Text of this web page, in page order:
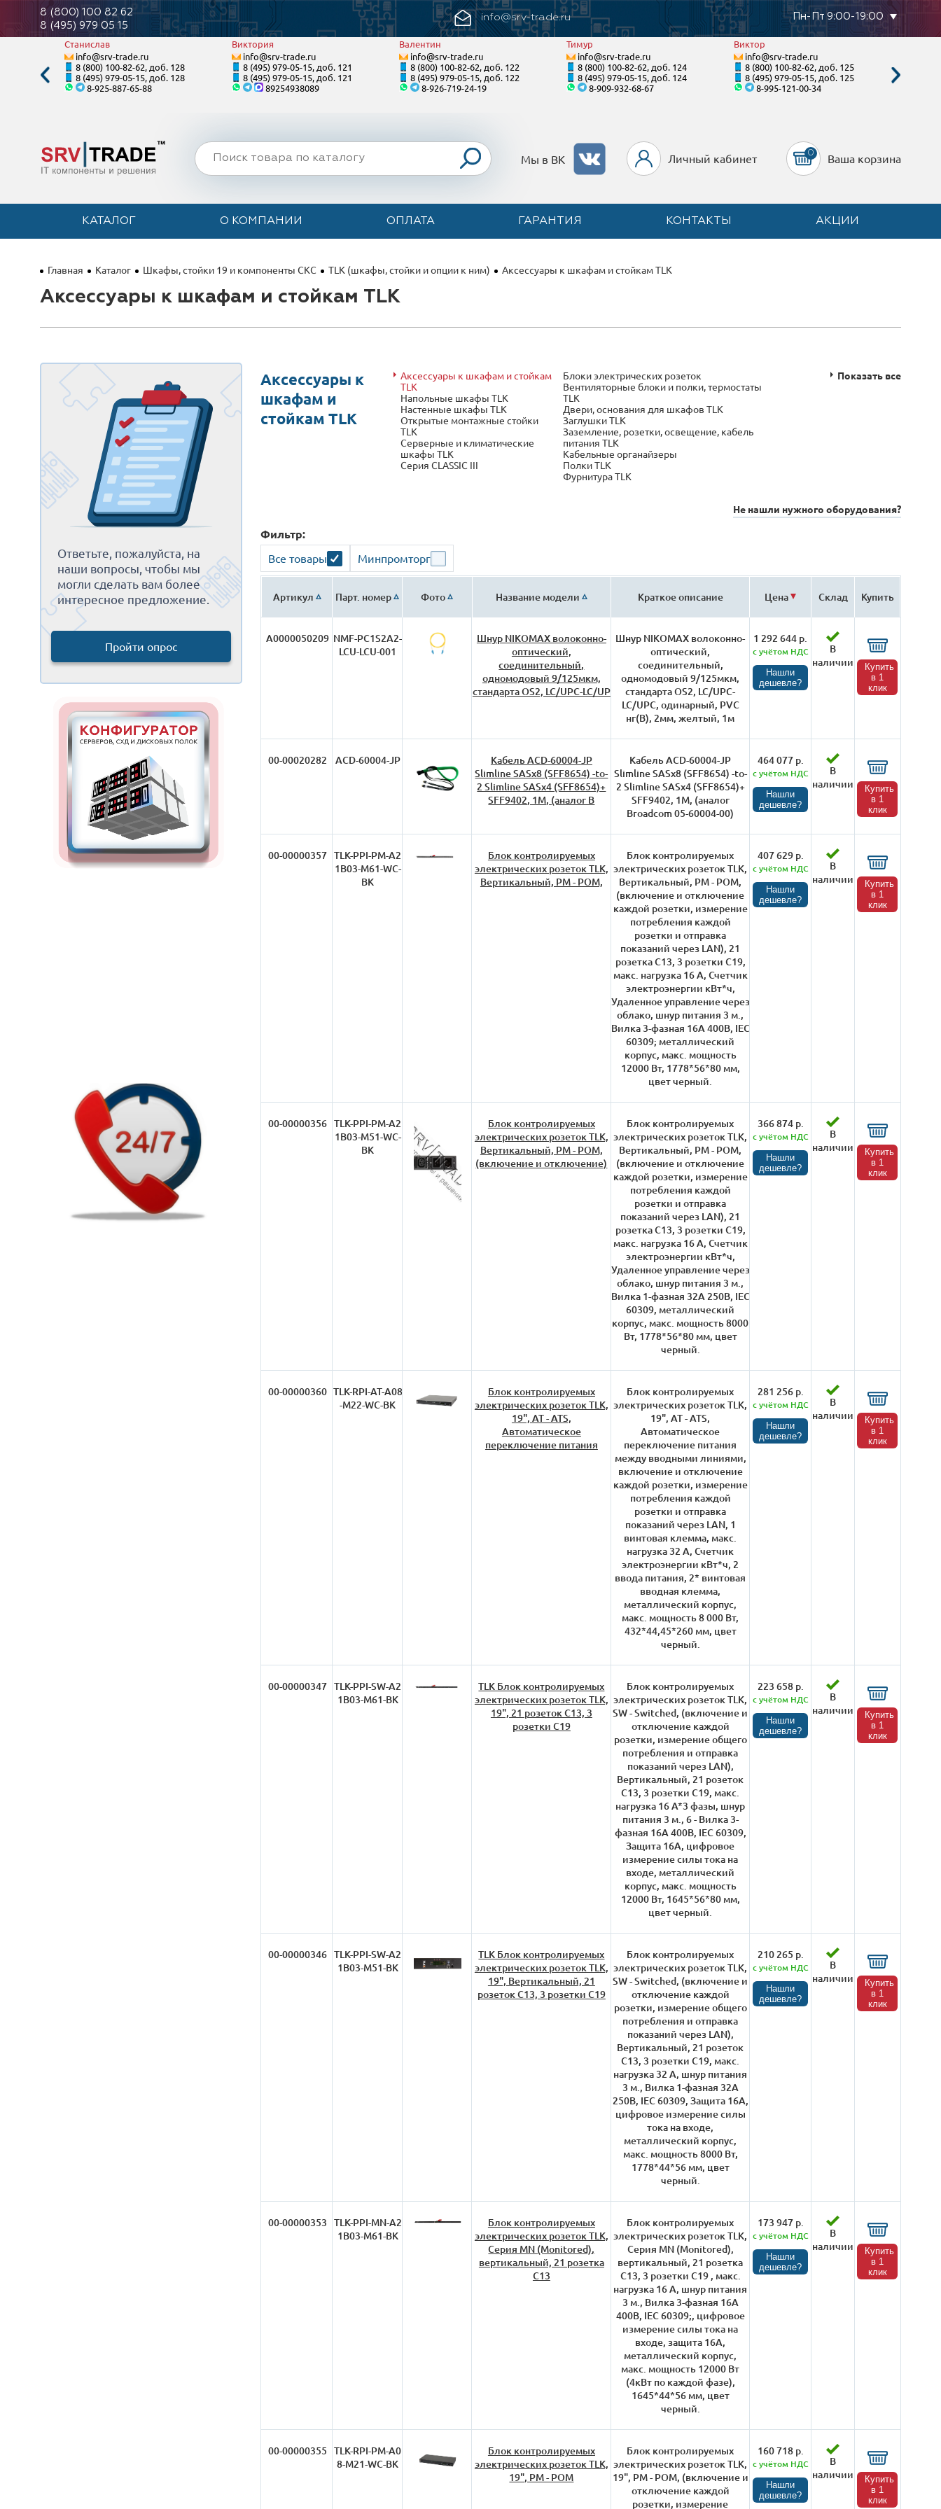
8 (800) 100 82 62
8 (495) 979 05 15
info@srv-trade.ru Пн-Пт 9:00-19:00
Станислав
info@srv-trade.ru
8 (800) 100-82-62, доб. 128
8 (495) 979-05-15, доб. 128
8-925-887-65-88
Виктория
info@srv-trade.ru
8 (495) 979-05-15, доб. 121
8 (495) 979-05-15, доб. 121
89254938089
Валентин
info@srv-trade.ru
8 (800) 100-82-62, доб. 122
8 (495) 979-05-15, доб. 122
8-926-719-24-19
Тимур
info@srv-trade.ru
8 (800) 100-82-62, доб. 124
8 (495) 979-05-15, доб. 124
8-909-932-68-67
Виктор
info@srv-trade.ru
8 (800) 100-82-62, доб. 125
8 (495) 979-05-15, доб. 125
8-995-121-00-34
КАТАЛОГ О КОМПАНИИ ОПЛАТА ГАРАНТИЯ КОНТАКТЫ АКЦИИ
Мы в ВК Личный кабинет 0 Ваша корзина
Главная Каталог Шкафы, стойки 19 и компоненты СКС TLK (шкафы, стойки и опции к ним) Аксессуары к шкафам и стойкам TLK
Аксессуары к шкафам и стойкам TLK
Ответьте, пожалуйста, на
наши вопросы, чтобы мы
могли сделать вам более
интересное предложение.
Пройти опрос
Аксессуары к
шкафам и
стойкам TLK
Аксессуары к шкафам и стойкам
TLK
Напольные шкафы TLK
Настенные шкафы TLK
Открытые монтажные стойки
TLK
Серверные и климатические
шкафы TLK
Серия CLASSIC III
Блоки электрических розеток
Вентиляторные блоки и полки, термостаты
TLK
Двери, основания для шкафов TLK
Заглушки TLK
Заземление, розетки, освещение, кабель
питания TLK
Кабельные органайзеры
Полки TLK
Фурнитура TLK
Показать все
Не нашли нужного оборудования?
Фильтр:
Все товары Минпромторг
Артикул Парт. номер Фото Название модели Краткое описание Цена Склад Купить
А0000050209 NMF-PC1S2A2-
LCU-LCU-001
Шнур NIKOMAX волоконно-
оптический,
соединительный,
одномодовый 9/125мкм,
стандарта OS2, LC/UPC-LC/UP
Шнур NIKOMAX волоконно-
оптический,
соединительный,
одномодовый 9/125мкм,
стандарта OS2, LC/UPC-
LC/UPC, одинарный, PVC
нг(B), 2мм, желтый, 1м
1 292 644 р.
с учётом НДС
Нашли
дешевле?
В
наличии
Купить
в 1
клик
00-00020282 ACD-60004-JP
Кабель ACD-60004-JP
Slimline SASx8 (SFF8654) -to-
2 Slimline SASx4 (SFF8654)+
SFF9402, 1M, (аналог B
Кабель ACD-60004-JP
Slimline SASx8 (SFF8654) -to-
2 Slimline SASx4 (SFF8654)+
SFF9402, 1M, (аналог
Broadcom 05-60004-00)
464 077 р.
с учётом НДС
Нашли
дешевле?
В
наличии
Купить
в 1
клик
00-00000357 TLK-PPI-PM-A2
1B03-M61-WC-
BK
Блок контролируемых
электрических розеток TLK,
Вертикальный, PM - POM,
Блок контролируемых
электрических розеток TLK,
Вертикальный, PM - POM,
(включение и отключение
каждой розетки, измерение
потребления каждой
розетки и отправка
показаний через LAN), 21
розетка C13, 3 розетки С19,
макс. нагрузка 16 А, Счетчик
электроэнергии кВт*ч,
Удаленное управление через
облако, шнур питания 3 м.,
Вилка 3-фазная 16А 400В, IEC
60309; металлический
корпус, макс. мощность
12000 Вт, 1778*56*80 мм,
цвет черный.
407 629 р.
с учётом НДС
Нашли
дешевле?
В
наличии
Купить
в 1
клик
00-00000356 TLK-PPI-PM-A2
1B03-M51-WC-
BK
Блок контролируемых
электрических розеток TLK,
Вертикальный, PM - POM,
(включение и отключение)
Блок контролируемых
электрических розеток TLK,
Вертикальный, PM - POM,
(включение и отключение
каждой розетки, измерение
потребления каждой
розетки и отправка
показаний через LAN), 21
розетка C13, 3 розетки С19,
макс. нагрузка 16 А, Счетчик
электроэнергии кВт*ч,
Удаленное управление через
облако, шнур питания 3 м.,
Вилка 1-фазная 32А 250В, IEC
60309, металлический
корпус, макс. мощность 8000
Вт, 1778*56*80 мм, цвет
черный.
366 874 р.
с учётом НДС
Нашли
дешевле?
В
наличии
Купить
в 1
клик
00-00000360 TLK-RPI-AT-A08
-M22-WC-BK
Блок контролируемых
электрических розеток TLK,
19", AT - ATS,
Автоматическое
переключение питания
Блок контролируемых
электрических розеток TLK,
19", AT - ATS,
Автоматическое
переключение питания
между вводными линиями,
включение и отключение
каждой розетки, измерение
потребления каждой
розетки и отправка
показаний через LAN, 1
винтовая клемма, макс.
нагрузка 32 А, Счетчик
электроэнергии кВт*ч, 2
ввода питания, 2* винтовая
вводная клемма,
металлический корпус,
макс. мощность 8 000 Вт,
432*44,45*260 мм, цвет
черный.
281 256 р.
с учётом НДС
Нашли
дешевле?
В
наличии
Купить
в 1
клик
00-00000347 TLK-PPI-SW-A2
1B03-M61-BK
TLK Блок контролируемых
электрических розеток TLK,
19", 21 розеток C13, 3
розетки С19
Блок контролируемых
электрических розеток TLK,
SW - Switched, (включение и
отключение каждой
розетки, измерение общего
потребления и отправка
показаний через LAN),
Вертикальный, 21 розеток
C13, 3 розетки С19, макс.
нагрузка 16 А*3 фазы, шнур
питания 3 м., 6 - Вилка 3-
фазная 16А 400В, IEC 60309,
Защита 16А, цифровое
измерение силы тока на
входе, металлический
корпус, макс. мощность
12000 Вт, 1645*56*80 мм,
цвет черный.
223 658 р.
с учётом НДС
Нашли
дешевле?
В
наличии
Купить
в 1
клик
00-00000346 TLK-PPI-SW-A2
1B03-M51-BK
TLK Блок контролируемых
электрических розеток TLK,
19", Вертикальный, 21
розеток C13, 3 розетки С19
Блок контролируемых
электрических розеток TLK,
SW - Switched, (включение и
отключение каждой
розетки, измерение общего
потребления и отправка
показаний через LAN),
Вертикальный, 21 розеток
C13, 3 розетки С19, макс.
нагрузка 32 А, шнур питания
3 м., Вилка 1-фазная 32А
250В, IEC 60309, Защита 16А,
цифровое измерение силы
тока на входе,
металлический корпус,
макс. мощность 8000 Вт,
1778*44*56 мм, цвет
черный.
210 265 р.
с учётом НДС
Нашли
дешевле?
В
наличии
Купить
в 1
клик
00-00000353 TLK-PPI-MN-A2
1B03-M61-BK
Блок контролируемых
электрических розеток TLK,
Серия MN (Monitored),
вертикальный, 21 розетка
C13
Блок контролируемых
электрических розеток TLK,
Серия MN (Monitored),
вертикальный, 21 розетка
C13, 3 розетки C19 , макс.
нагрузка 16 А, шнур питания
3 м., Вилка 3-фазная 16А
400В, IEC 60309;, цифровое
измерение силы тока на
входе, защита 16А,
металлический корпус,
макс. мощность 12000 Вт
(4кВт по каждой фазе),
1645*44*56 мм, цвет
черный.
173 947 р.
с учётом НДС
Нашли
дешевле?
В
наличии
Купить
в 1
клик
00-00000355 TLK-RPI-PM-A0
8-M21-WC-BK
Блок контролируемых
электрических розеток TLK,
19", PM - POM
Блок контролируемых
электрических розеток TLK,
19", PM - POM, (включение и
отключение каждой
розетки, измерение
160 718 р.
с учётом НДС
Нашли
дешевле?
В
наличии
Купить
в 1
клик